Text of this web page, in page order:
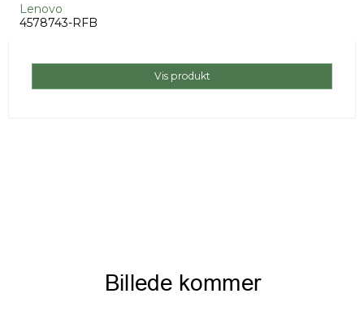
Lenovo
4578743-RFB
Vis produkt